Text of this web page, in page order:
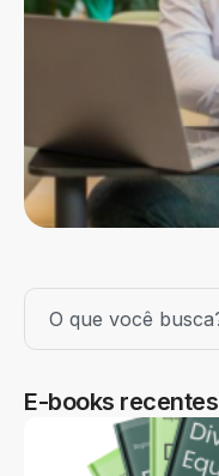
E-books recentes